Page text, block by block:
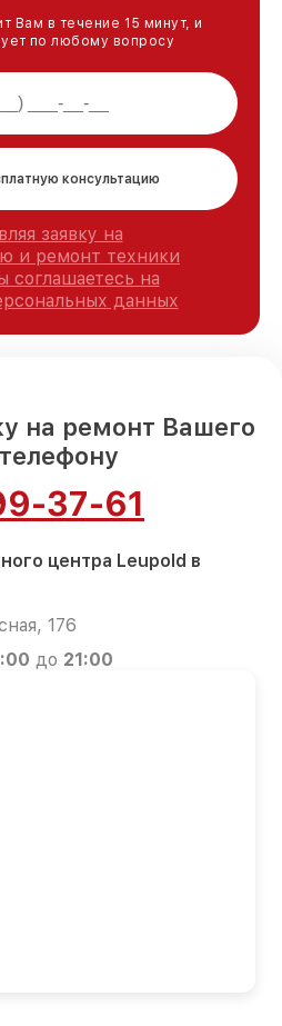
Вам в течение 15 минут, и
по любому вопросу
консультацию
заявку на
и ремонт техники
соглашаетесь на
данных
на ремонт Вашего
37-61
центра Leupold в
176
до 21:00